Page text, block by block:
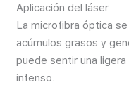
Aplicación del láser
La microfibra óptica
acúmulos grasos y
puede sentir una
intenso.